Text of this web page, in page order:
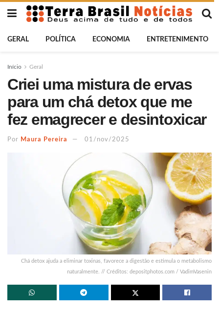
GERAL POLÍTICA ECONOMIA ENTRETENIMENTO
Início Geral
Criei uma mistura de ervas
para um chá detox que me
fez emagrecer e desintoxicar
Por Maura Pereira 01/nov/2025
Chá detox ajuda a eliminar toxinas, favorece a digestão e estimula o metabolismo
naturalmente. // Créditos: depositphotos.com / VadimVasenin